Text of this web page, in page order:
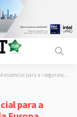
a «segurança e competitividade» da Europa
para a